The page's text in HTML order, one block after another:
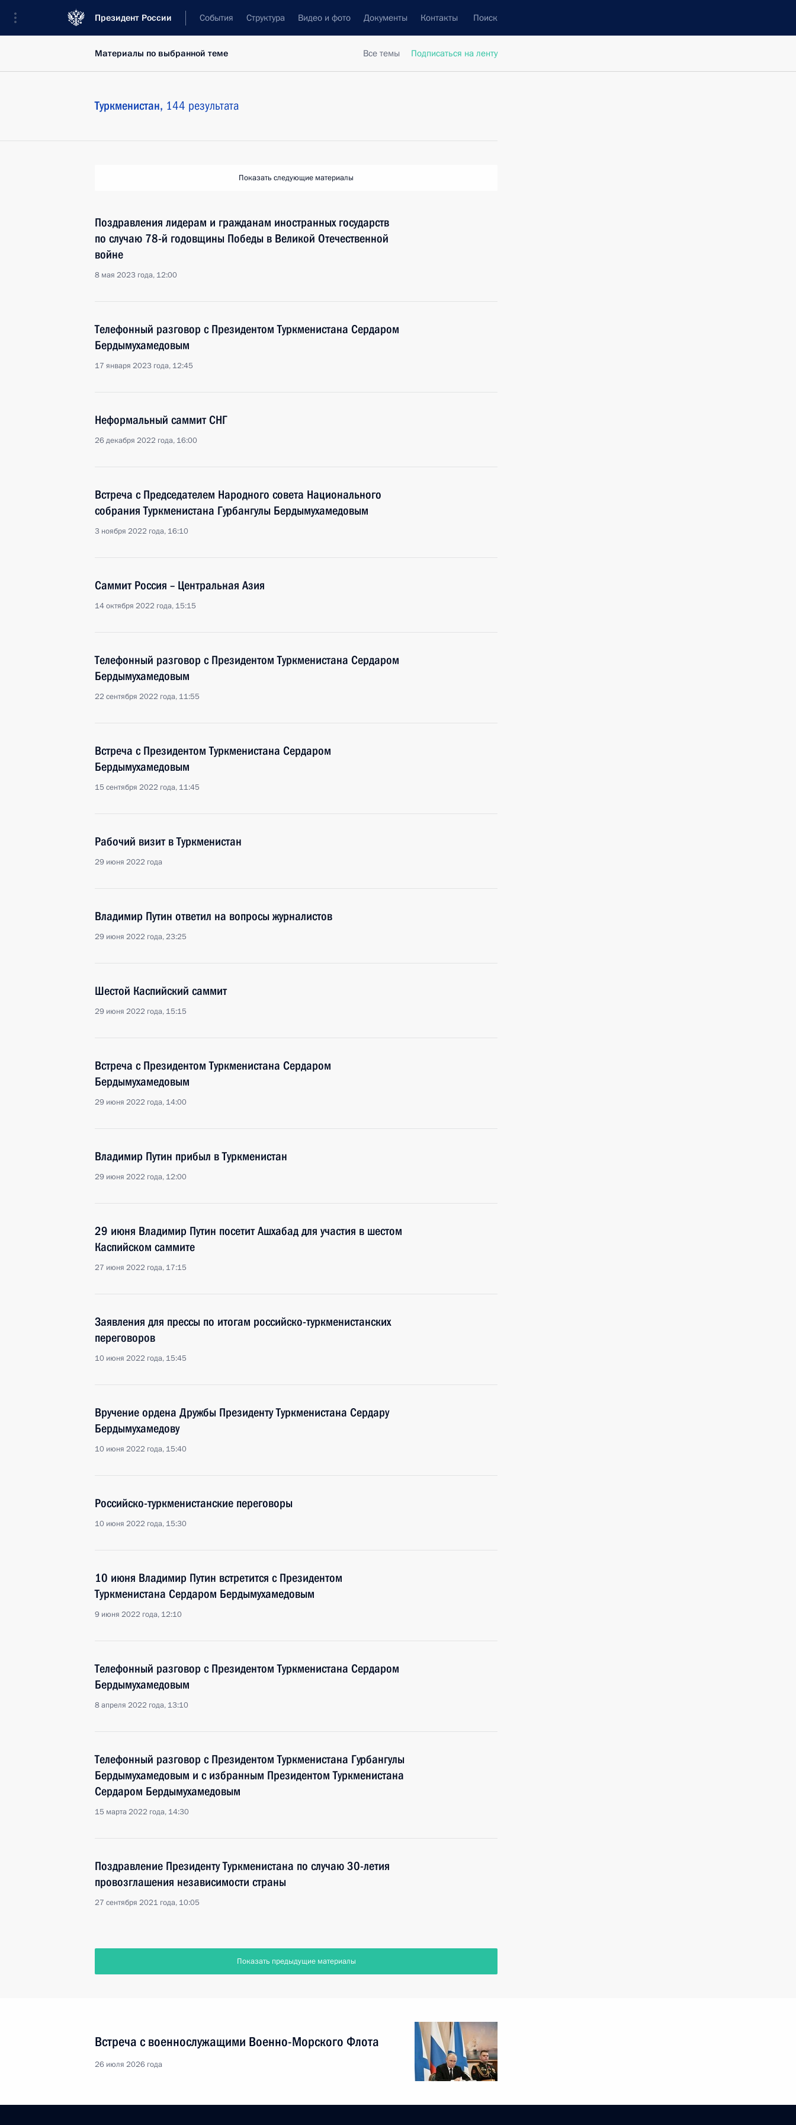
Президент России События Структура Видео и фото Документы Контакты Поиск
Все темы Подписаться на ленту
Материалы по выбранной теме
Туркменистан, 144 результата
Показать следующие материалы
Поздравления лидерам и гражданам иностранных государств
по случаю 78-й годовщины Победы в Великой Отечественной
войне
8 мая 2023 года, 12:00
Телефонный разговор с Президентом Туркменистана Сердаром
Бердымухамедовым
17 января 2023 года, 12:45
Неформальный саммит СНГ
26 декабря 2022 года, 16:00
Встреча с Председателем Народного совета Национального
собрания Туркменистана Гурбангулы Бердымухамедовым
3 ноября 2022 года, 16:10
Саммит Россия – Центральная Азия
14 октября 2022 года, 15:15
Телефонный разговор с Президентом Туркменистана Сердаром
Бердымухамедовым
22 сентября 2022 года, 11:55
Встреча с Президентом Туркменистана Сердаром
Бердымухамедовым
15 сентября 2022 года, 11:45
Рабочий визит в Туркменистан
29 июня 2022 года
Владимир Путин ответил на вопросы журналистов
29 июня 2022 года, 23:25
Шестой Каспийский саммит
29 июня 2022 года, 15:15
Встреча с Президентом Туркменистана Сердаром
Бердымухамедовым
29 июня 2022 года, 14:00
Владимир Путин прибыл в Туркменистан
29 июня 2022 года, 12:00
29 июня Владимир Путин посетит Ашхабад для участия в шестом
Каспийском саммите
27 июня 2022 года, 17:15
Заявления для прессы по итогам российско-туркменистанских
переговоров
10 июня 2022 года, 15:45
Вручение ордена Дружбы Президенту Туркменистана Сердару
Бердымухамедову
10 июня 2022 года, 15:40
Российско-туркменистанские переговоры
10 июня 2022 года, 15:30
10 июня Владимир Путин встретится с Президентом
Туркменистана Сердаром Бердымухамедовым
9 июня 2022 года, 12:10
Телефонный разговор с Президентом Туркменистана Сердаром
Бердымухамедовым
8 апреля 2022 года, 13:10
Телефонный разговор с Президентом Туркменистана Гурбангулы
Берды­мухамедовым и с избранным Президентом Туркменистана
Сердаром Бердымухамедовым
15 марта 2022 года, 14:30
Поздравление Президенту Туркменистана по случаю 30-летия
провозглашения независимости страны
27 сентября 2021 года, 10:05
Показать предыдущие материалы
Встреча с военнослужащими Военно-Морского Флота
26 июля 2026 года